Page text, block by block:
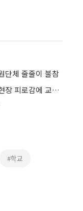
단체 줄줄이 불참
“스승의날인데도 안 쉰다”…교권 추락·현장 피로감에 교사들 ‘번아웃’ 호소
#학교